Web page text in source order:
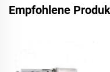
Empfohlene